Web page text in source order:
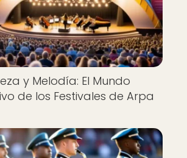
y Melodía: El Mundo
de los Festivales de Arpa